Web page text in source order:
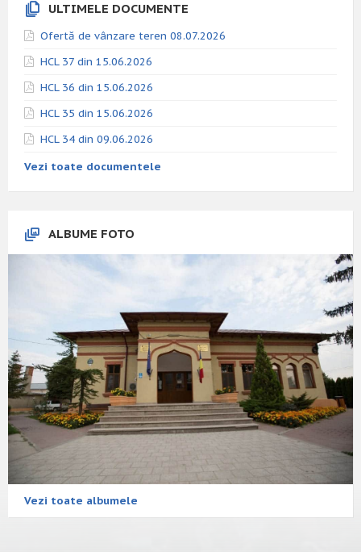
ULTIMELE DOCUMENTE
Ofertă de vânzare teren 08.07.2026
HCL 37 din 15.06.2026
HCL 36 din 15.06.2026
HCL 35 din 15.06.2026
HCL 34 din 09.06.2026
Vezi toate documentele
ALBUME FOTO
Vezi toate albumele